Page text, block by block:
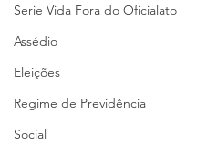
Serie Vida Fora do Oficialato
Assédio
Eleições
Regime de Previdência
Social